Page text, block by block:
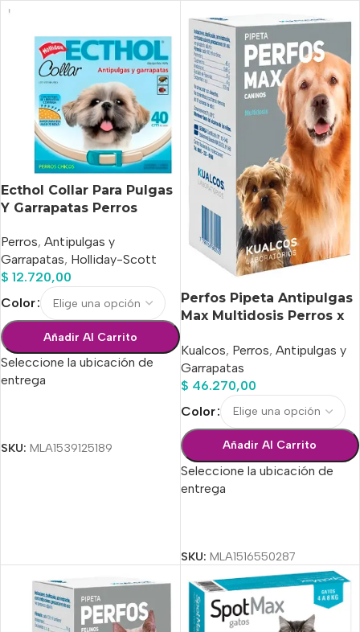
Ecthol Collar Para Pulgas
Y Garrapatas Perros
Perros, Antipulgas y
Garrapatas, Holliday-Scott
$ 12.720,00
Color
Añadir Al Carrito
Seleccione la ubicación de
entrega
SKU: MLA1539125189
Perfos Pipeta Antipulgas
Max Multidosis Perros x
Kualcos, Perros, Antipulgas y
Garrapatas
$ 46.270,00
Color
Añadir Al Carrito
Seleccione la ubicación de
entrega
SKU: MLA1516550287